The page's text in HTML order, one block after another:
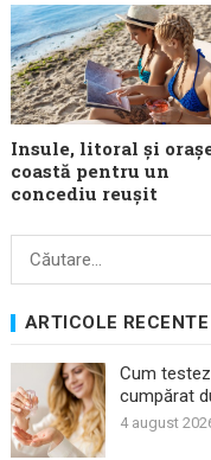
Insule, litoral și
coastă pentru un
concediu reușit
Caută
ARTICOLE RECENTE
Cum
cumpărat
4 august